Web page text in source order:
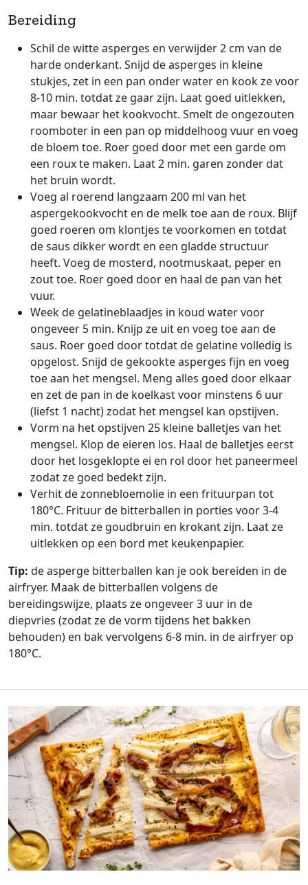
Bereiding
Schil de witte asperges en verwijder 2 cm van de
harde onderkant. Snijd de asperges in kleine
stukjes, zet in een pan onder water en kook ze voor
8-10 min. totdat ze gaar zijn. Laat goed uitlekken,
maar bewaar het kookvocht. Smelt de ongezouten
roomboter in een pan op middelhoog vuur en voeg
de bloem toe. Roer goed door met een garde om
een roux te maken. Laat 2 min. garen zonder dat
het bruin wordt.
Voeg al roerend langzaam 200 ml van het
aspergekookvocht en de melk toe aan de roux. Blijf
goed roeren om klontjes te voorkomen en totdat
de saus dikker wordt en een gladde structuur
heeft. Voeg de mosterd, nootmuskaat, peper en
zout toe. Roer goed door en haal de pan van het
vuur.
Week de gelatineblaadjes in koud water voor
ongeveer 5 min. Knijp ze uit en voeg toe aan de
saus. Roer goed door totdat de gelatine volledig is
opgelost. Snijd de gekookte asperges fijn en voeg
toe aan het mengsel. Meng alles goed door elkaar
en zet de pan in de koelkast voor minstens 6 uur
(liefst 1 nacht) zodat het mengsel kan opstijven.
Vorm na het opstijven 25 kleine balletjes van het
mengsel. Klop de eieren los. Haal de balletjes eerst
door het losgeklopte ei en rol door het paneermeel
zodat ze goed bedekt zijn.
Verhit de zonnebloemolie in een frituurpan tot
180°C. Frituur de bitterballen in porties voor 3-4
min. totdat ze goudbruin en krokant zijn. Laat ze
uitlekken op een bord met keukenpapier.
Tip: de asperge bitterballen kan je ook bereiden in de
airfryer. Maak de bitterballen volgens de
bereidingswijze, plaats ze ongeveer 3 uur in de
diepvries (zodat ze de vorm tijdens het bakken
behouden) en bak vervolgens 6-8 min. in de airfryer op
180°C.